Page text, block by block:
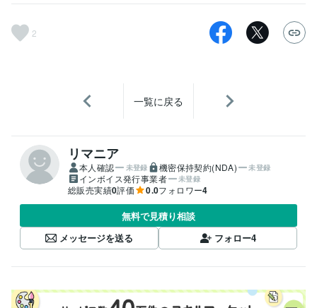
2
一覧に戻る
リマニア
本人確認 未登録 機密保持契約(NDA) 未登録
インボイス発行事業者 未登録
総販売実績0評価 0.0フォロワー4
無料で見積り相談
メッセージを送る
フォロー4